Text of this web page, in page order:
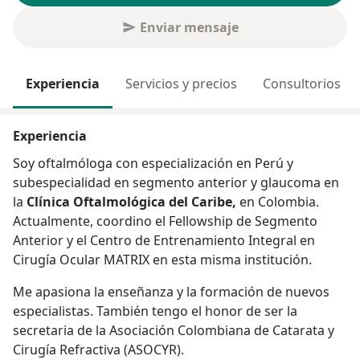
Enviar mensaje
Experiencia Servicios y precios Consultorios
Experiencia
Soy oftalmóloga con especialización en Perú y
subespecialidad en segmento anterior y glaucoma en
la Clínica Oftalmológica del Caribe, en Colombia.
Actualmente, coordino el Fellowship de Segmento
Anterior y el Centro de Entrenamiento Integral en
Cirugía Ocular MATRIX en esta misma institución.
Me apasiona la enseñanza y la formación de nuevos
especialistas. También tengo el honor de ser la
secretaria de la Asociación Colombiana de Catarata y
Cirugía Refractiva (ASOCYR).